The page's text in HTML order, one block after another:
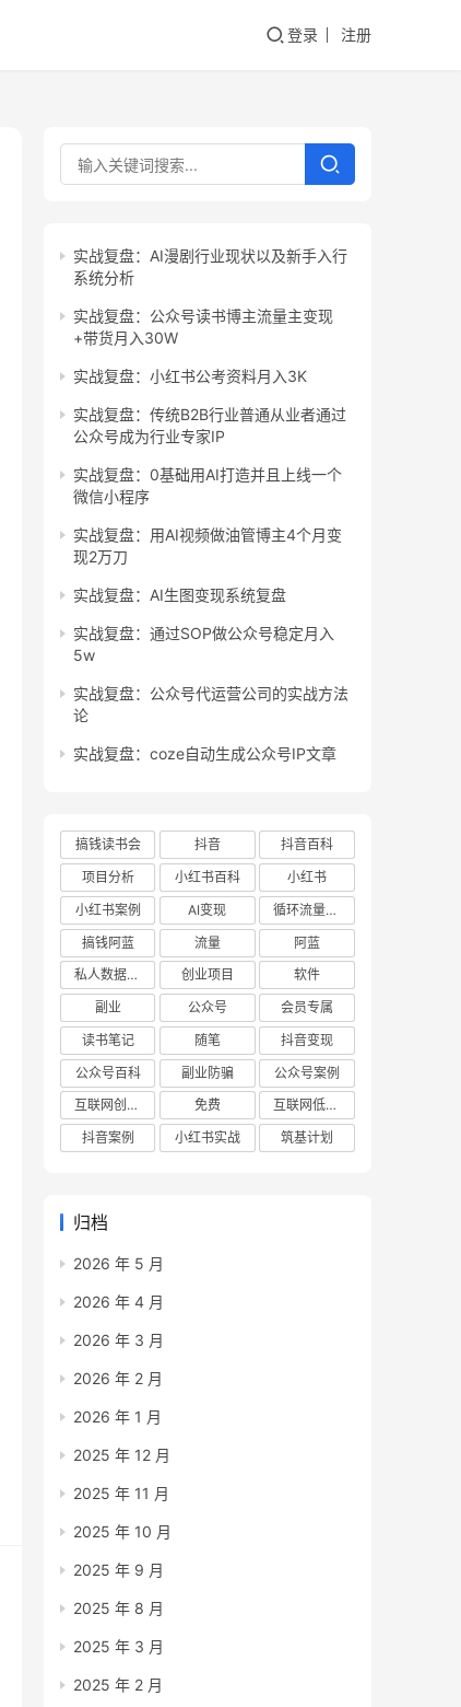
登录 注册
实战复盘：AI漫剧行业现状以及新手入行
系统分析
实战复盘：公众号读书博主流量主变现
+带货月入30W
实战复盘：小红书公考资料月入3K
实战复盘：传统B2B行业普通从业者通过
公众号成为行业专家IP
实战复盘：0基础用AI打造并且上线一个
微信小程序
实战复盘：用AI视频做油管博主4个月变
现2万刀
实战复盘：AI生图变现系统复盘
实战复盘：通过SOP做公众号稳定月入
5w
实战复盘：公众号代运营公司的实战方法
论
实战复盘：coze自动生成公众号IP文章
搞钱读书会 抖音
抖音百科
项目分析
小红书百科
小红书
小红书案例
AI变现
循环流量实验室
搞钱阿蓝
流量
阿蓝
私人数据库项目
创业项目
软件
副业
公众号
会员专属
读书笔记
随笔
抖音变现
公众号百科
副业防骗
公众号案例
互联网创业项目
免费
互联网低成本创业项目
抖音案例
小红书实战 筑基计划
归档
2026 年 5 月
2026 年 4 月
2026 年 3 月
2026 年 2 月
2026 年 1 月
2025 年 12 月
2025 年 11 月
2025 年 10 月
2025 年 9 月
2025 年 8 月
2025 年 3 月
2025 年 2 月